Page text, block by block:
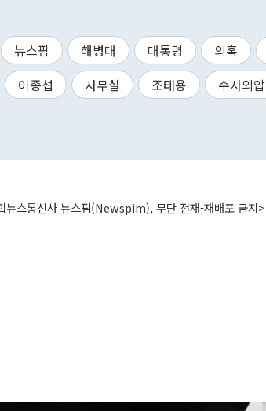
뉴스핌 해병대 대통령 의혹
이종섭 사무실 조태용
수사외압
뉴스통신사 뉴스핌(Newspim), 무단 전재-재배포 금지>